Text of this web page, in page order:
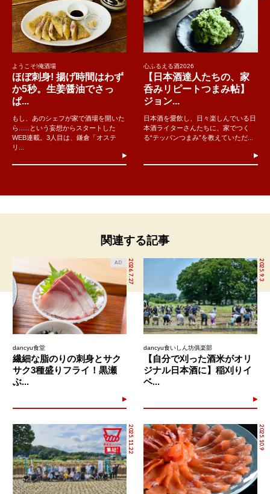
ようこそ!俺酒場
ほぼ刺身! 揚げ時間はわず
か5秒。生姜醤油でさっ
ぱ...
もし、あのシェフが家で酒場を開いた
ら......という妄想からスタートした
WEB連載。3人目は、鎌倉「オステ
リ...
心ふるえる酒2026
【日本酒達人たちの、家
呑みリピートつまみ帖】
ジョン...
日本酒を愛飲し、日々楽しんでいる日
本酒ライターさんたちに、家でつく
る“テッパンつまみ”を教えていただ...
関連する記事
2026.7.27
AD
dancyu食堂
繊細な脂のりの刺身とサク
サク3種盛りフライ！黒瀬
ぶ...
2025.9.3
dancyu食いしん坊俱楽部
【自分で刈った酒米がオリ
ジナル日本酒に】稲刈りイ
ベ...
2025.11.22 2025.10.9